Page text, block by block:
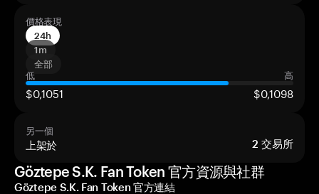
價格表現
24h
1m
全部
低
高
$0,1051 $0,1098
另一個
上架於 2 交易所
Göztepe S.K. Fan Token 官方資源與社群
Göztepe S.K. Fan Token 官方連結